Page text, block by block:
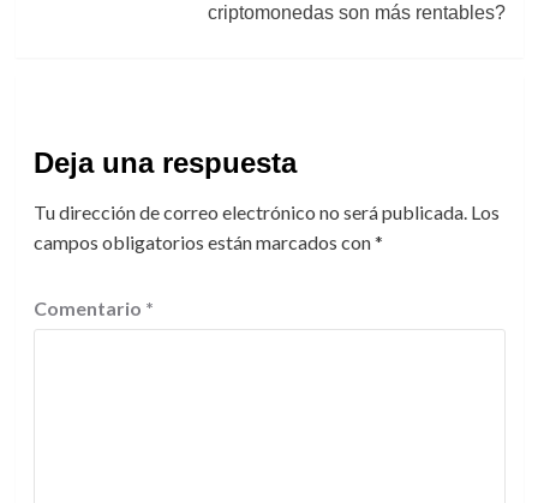
criptomonedas son más rentables?
Deja una respuesta
Tu dirección de correo electrónico no será publicada. Los
campos obligatorios están marcados con*
Comentario *